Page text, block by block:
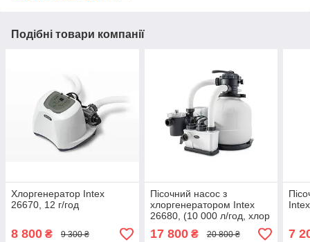
Подібні товари компанії
Хлоргенератор Intex
26670, 12 г/год
8 800 ₴ 9 300 ₴
Пісочний насос з
хлоргенератором Intex
26680, (10 000 л/год, хлор
11 г/год)
17 800₴ 20 800 ₴ 7